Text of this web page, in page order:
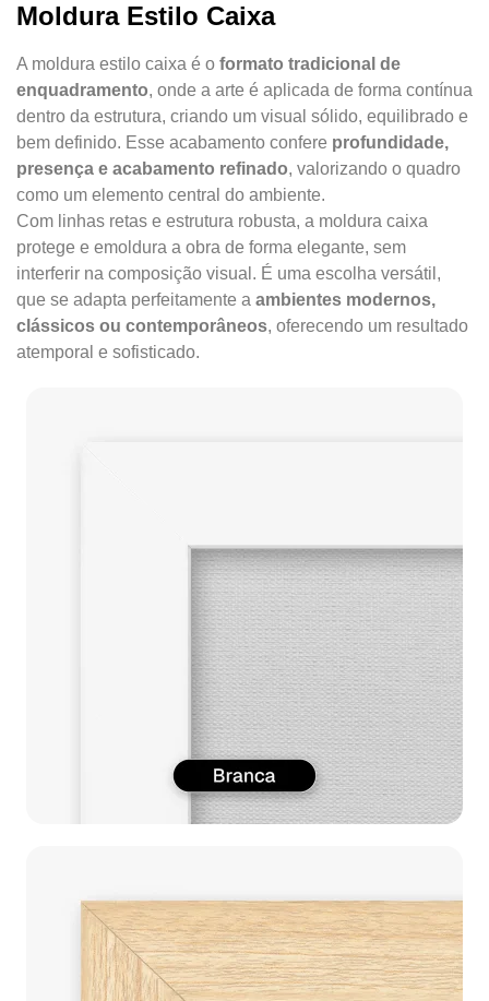
Moldura Estilo Caixa
A moldura estilo caixa é o formato tradicional de
enquadramento, onde a arte é aplicada de forma contínua
dentro da estrutura, criando um visual sólido, equilibrado e
bem definido. Esse acabamento confere profundidade,
presença e acabamento refinado, valorizando o quadro
como um elemento central do ambiente.
Com linhas retas e estrutura robusta, a moldura caixa
protege e emoldura a obra de forma elegante, sem
interferir na composição visual. É uma escolha versátil,
que se adapta perfeitamente a ambientes modernos,
clássicos ou contemporâneos, oferecendo um resultado
atemporal e sofisticado.